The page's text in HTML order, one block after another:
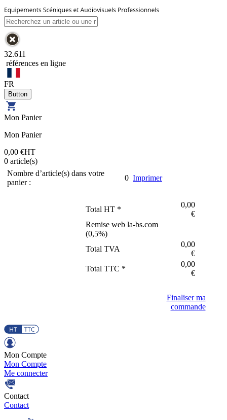
32.611
références en ligne
FR
Mon Panier
Mon Panier
0,00 €HT
0 article(s)
Nombre d’article(s) dans votre
panier :
0 Imprimer
Total HT *
0,00
€
Remise web la-bs.com
(0,5%)
Total TVA
0,00
€
Total TTC *
0,00
€
Finaliser ma
commande
Mon Compte
Mon Compte
Me connecter
Contact
Contact